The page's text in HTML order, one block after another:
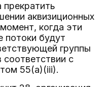
аквизиционных
когда эти
потоки будут
группы
соответствии с
55(a)(iii).